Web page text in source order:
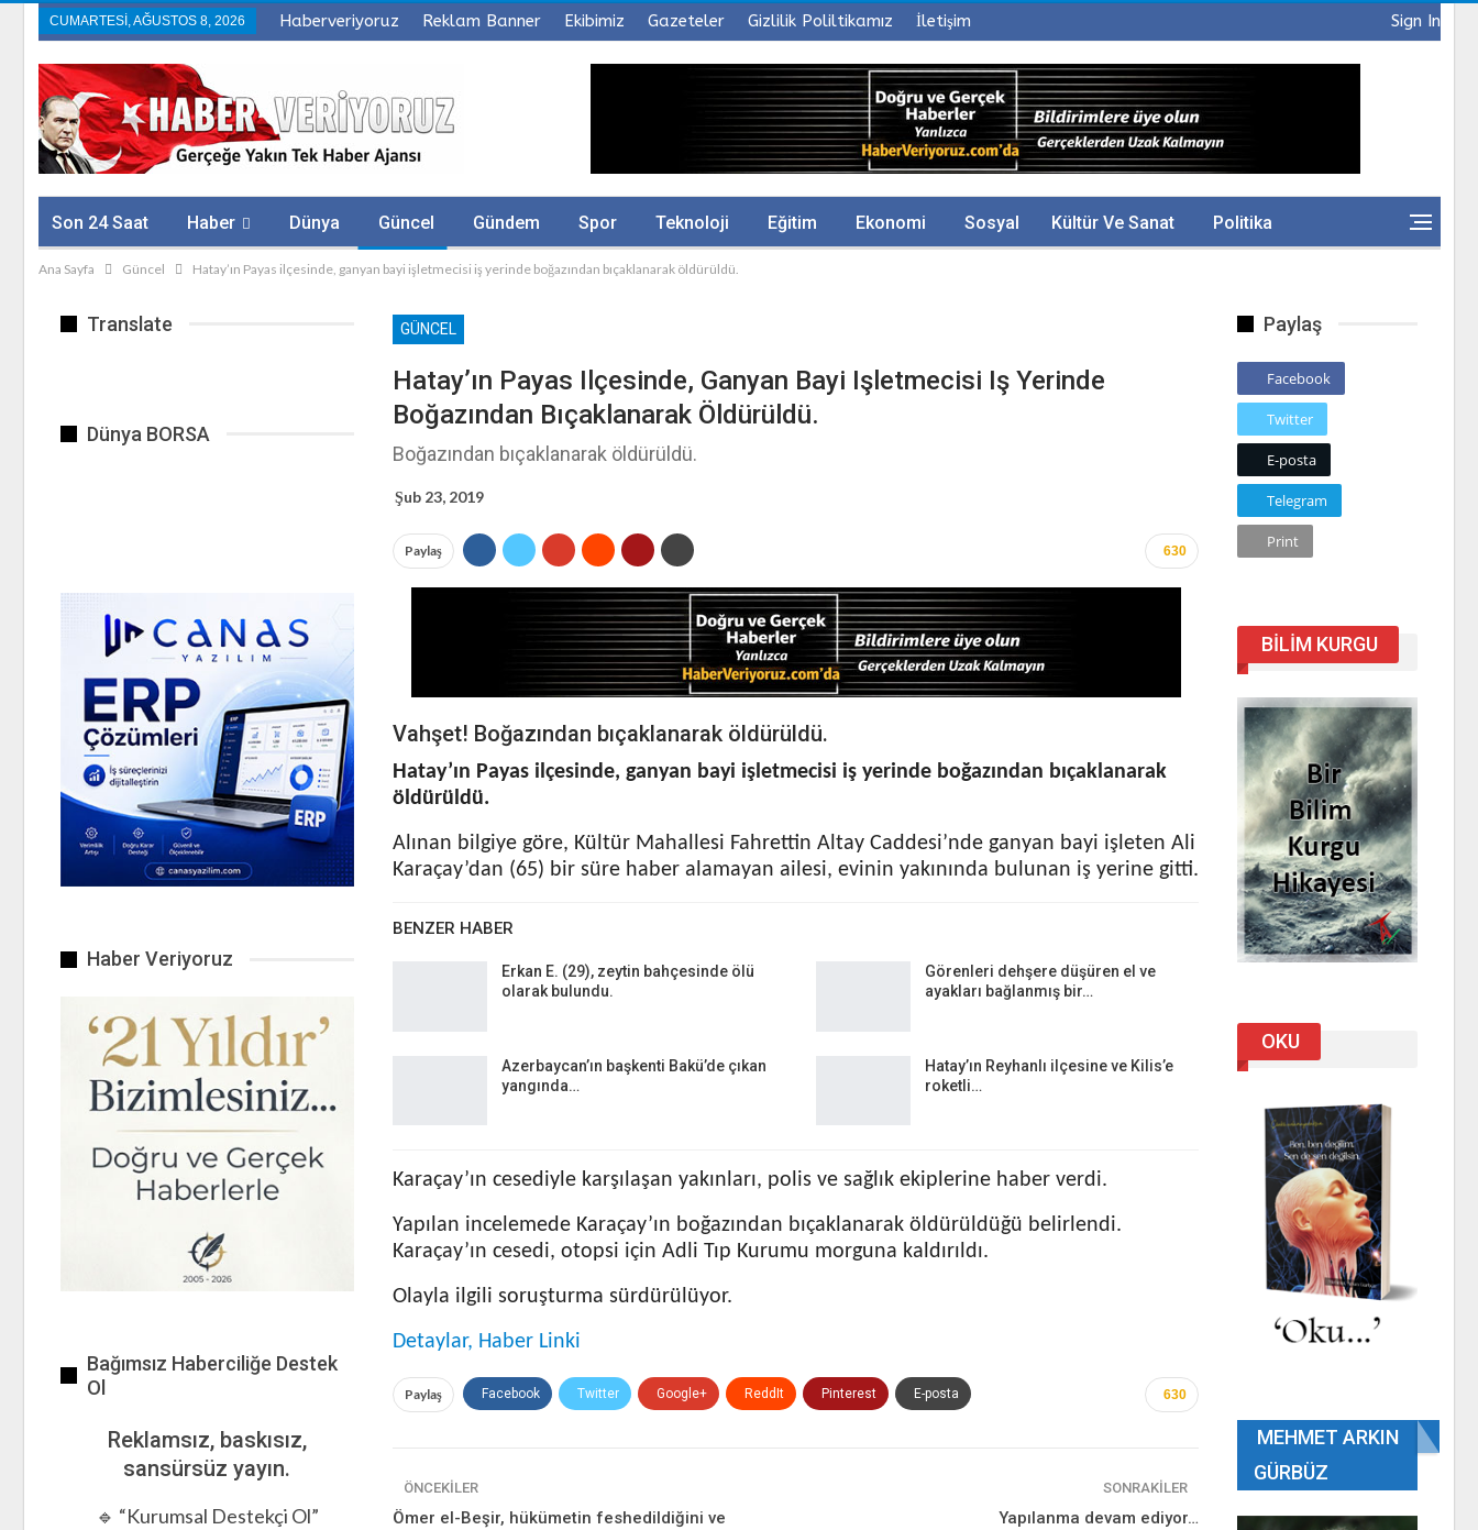
Sign In
CUMARTESI, AĞUSTOS 8, 2026 Haberveriyoruz Reklam Banner Ekibimiz Gazeteler Gizlilik Poliltikamız İletişim
Son 24 Saat Haber Dünya Güncel Gündem Spor Teknoloji Eğitim Ekonomi Sosyal Kültür Ve Sanat Politika
Sağlık Firmalar
Ana Sayfa Güncel Hatay’ın Payas ilçesinde, ganyan bayi işletmecisi iş yerinde boğazından bıçaklanarak öldürüldü.
GÜNCEL
Hatay’ın Payas Ilçesinde, Ganyan Bayi Işletmecisi Iş Yerinde
Boğazından Bıçaklanarak Öldürüldü.
Boğazından bıçaklanarak öldürüldü.
Şub 23, 2019
630
Paylaş
Vahşet! Boğazından bıçaklanarak öldürüldü.
Hatay’ın Payas ilçesinde, ganyan bayi işletmecisi iş yerinde boğazından bıçaklanarak
öldürüldü.
Alınan bilgiye göre, Kültür Mahallesi Fahrettin Altay Caddesi’nde ganyan bayi işleten Ali
Karaçay’dan (65) bir süre haber alamayan ailesi, evinin yakınında bulunan iş yerine gitti.
BENZER HABER
Erkan E. (29), zeytin bahçesinde ölü
olarak bulundu.
Görenleri dehşere düşüren el ve
ayakları bağlanmış bir…
Azerbaycan’ın başkenti Bakü’de çıkan
yangında…
Hatay’ın Reyhanlı ilçesine ve Kilis’e
roketli…
Karaçay’ın cesediyle karşılaşan yakınları, polis ve sağlık ekiplerine haber verdi.
Yapılan incelemede Karaçay’ın boğazından bıçaklanarak öldürüldüğü belirlendi.
Karaçay’ın cesedi, otopsi için Adli Tıp Kurumu morguna kaldırıldı.
Olayla ilgili soruşturma sürdürülüyor.
Detaylar, Haber Linki
630
Paylaş Facebook Twitter Google+ ReddIt Pinterest E-posta
ÖNCEKILER
Ömer el-Beşir, hükümetin feshedildiğini ve
SONRAKILER
Yapılanma devam ediyor…
Translate
Dünya BORSA
Haber Veriyoruz
Bağımsız Haberciliğe Destek
Ol
Reklamsız, baskısız,
sansürsüz yayın.
🔹 “Kurumsal Destekçi Ol”
Paylaş
Facebook
Twitter
E-posta
Telegram
Print
BILIM KURGU
OKU
MEHMET ARKIN
GÜRBÜZ